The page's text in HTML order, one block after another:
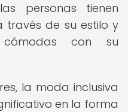
personas tienen
través de su estilo y
con su
la moda inclusiva
en la forma